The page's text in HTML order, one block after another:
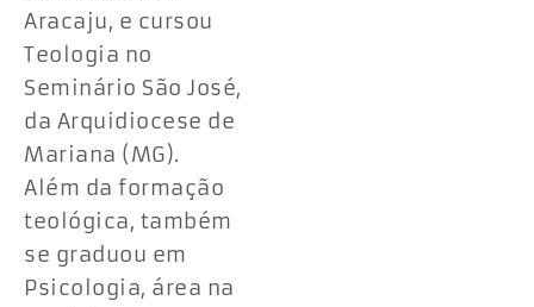
Aracaju, e cursou
Teologia no
Seminário São José,
da Arquidiocese de
Mariana (MG).
Além da formação
teológica, também
se graduou em
Psicologia, área na